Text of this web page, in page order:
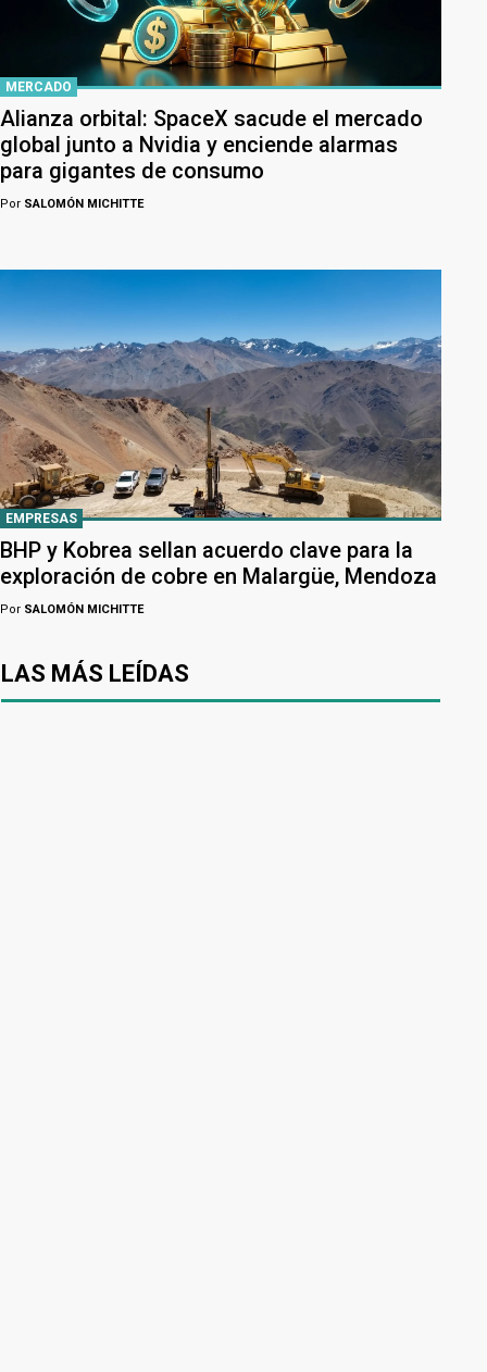
MERCADO
Alianza orbital: SpaceX sacude el mercado
global junto a Nvidia y enciende alarmas
para gigantes de consumo
Por SALOMÓN MICHITTE
EMPRESAS
BHP y Kobrea sellan acuerdo clave para la
exploración de cobre en Malargüe, Mendoza
Por SALOMÓN MICHITTE
LAS MÁS LEÍDAS